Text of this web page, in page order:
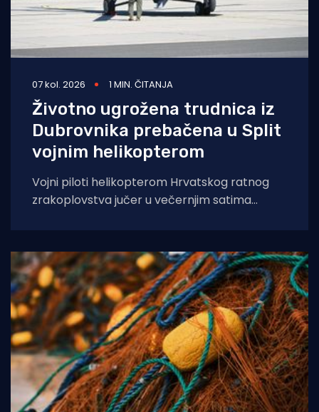
07 kol. 2026 1 MIN. ČITANJA
Životno ugrožena trudnica iz
Dubrovnika prebačena u Split
vojnim helikopterom
Vojni piloti helikopterom Hrvatskog ratnog
zrakoplovstva jučer u večernjim satima